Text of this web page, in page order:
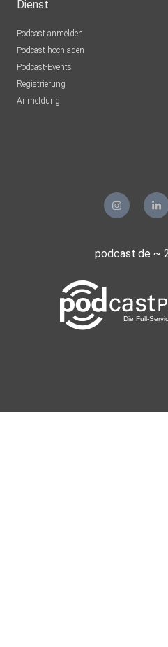
Vertrauen Sie Ihrem
sicher
durch diesen ereignisreichen Tag.
Kalifornien sind unter
https://art19.com/privacy#do-
Dienst
Podcast anmelden
Podcast hochladen
Podcast-Events
Registrierung
Anmeldung
podcast.de ~